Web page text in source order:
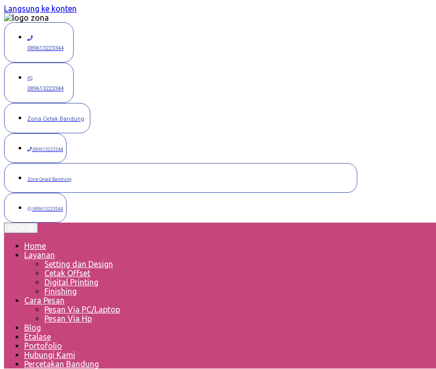
Langsung ke konten
089613223344
089613223344
Zona Cetak Bandung
089613223344
Zona Cetak Bandung
089613223344
Home
Layanan
Setting dan Design
Cetak Offset
Digital Printing
Finishing
Cara Pesan
Pesan Via PC/Laptop
Pesan Via Hp
Blog
Etalase
Portofolio
Hubungi Kami
Percetakan Bandung